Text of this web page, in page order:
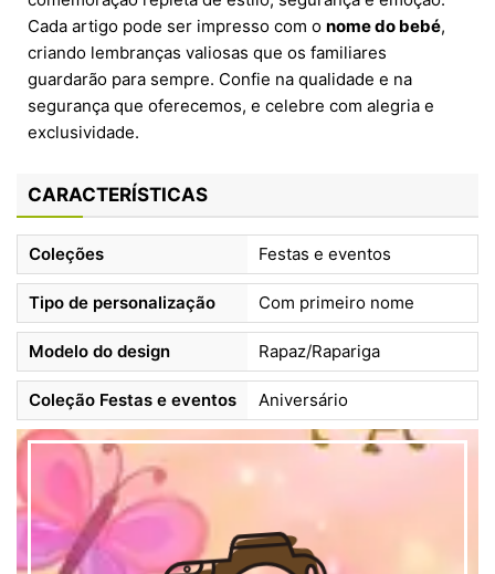
Cada artigo pode ser impresso com o nome do bebé,
criando lembranças valiosas que os familiares
guardarão para sempre. Confie na qualidade e na
segurança que oferecemos, e celebre com alegria e
exclusividade.
CARACTERÍSTICAS
Coleções Festas e eventos
Tipo de personalização Com primeiro nome
Modelo do design Rapaz/Rapariga
Coleção Festas e eventos Aniversário